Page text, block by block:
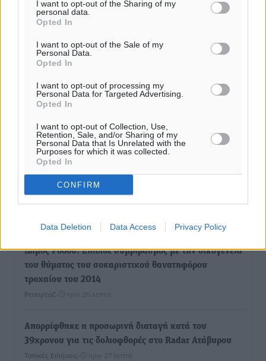
I want to opt-out of the Sharing of my
personal data.
Opted In
I want to opt-out of the Sale of my
Personal Data.
Opted In
I want to opt-out of processing my
Personal Data for Targeted Advertising.
Opted In
I want to opt-out of Collection, Use,
Retention, Sale, and/or Sharing of my
Personal Data that Is Unrelated with the
Purposes for which it was collected.
Opted In
CONFIRM
Data Deletion Data Access Privacy Policy
Ενίσχυση των υπηρεσιών υγείας στο αεροδρόμιο της
αφαίρεση»
Τοπικές Ειδήσεις• πριν 20 λεπτά
Αρνείται τα πάντα ο 53χρονος φερόμενος ως λογιστής
και μιλά για σκευωρία γνωστών μεταξύ τους
καταγγελλόντων
Δήμος Ρόδου: Επήλθε συμβιβασμός με την οικογένεια
του θύματος του σοκαριστικού θανατηφόρου
τροχαίου του 2014
Ρεπορτάζ πριν 26 λεπτά
Απορρίφθηκε η προσωρινή διαταγή κατά του
39χρονου για τις δολιοφθορές στο Radar Ατάβυρου
Τοπικές Ειδήσεις πριν 27 λεπτά